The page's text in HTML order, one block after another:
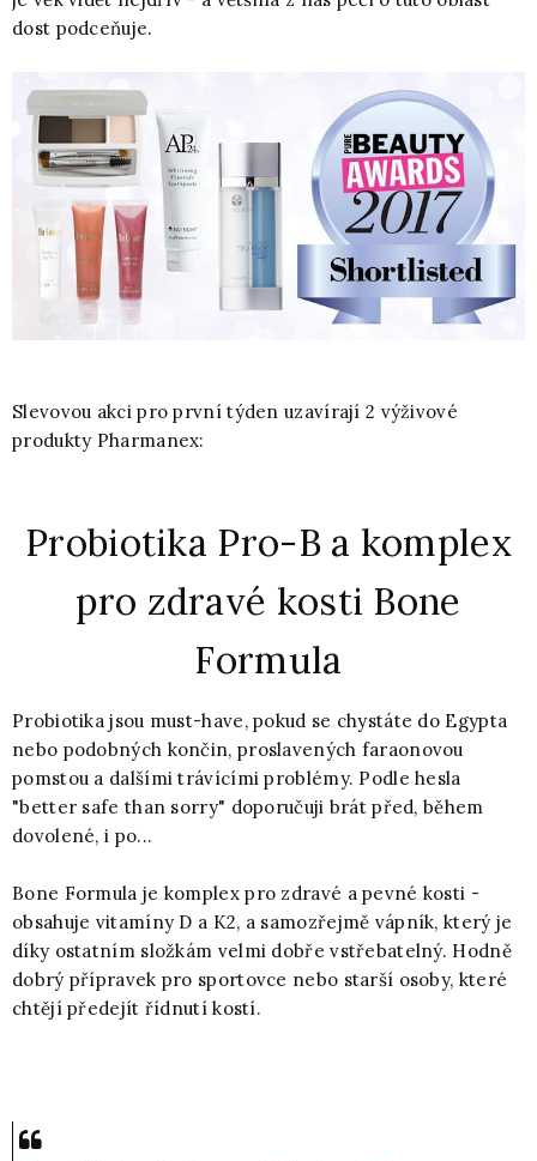
dost podceňuje.
Slevovou akci pro první týden uzavírají 2 výživové
produkty Pharmanex:
Probiotika Pro-B a komplex
pro zdravé kosti Bone
Formula
Probiotika jsou must-have, pokud se chystáte do Egypta
nebo podobných končin, proslavených faraonovou
pomstou a dalšími trávícími problémy. Podle hesla
"better safe than sorry" doporučuji brát před, během
dovolené, i po...
Bone Formula je komplex pro zdravé a pevné kosti -
obsahuje vitamíny D a K2, a samozřejmě vápník, který je
díky ostatním složkám velmi dobře vstřebatelný. Hodně
dobrý přípravek pro sportovce nebo starší osoby, které
chtějí předejít řídnutí kostí.